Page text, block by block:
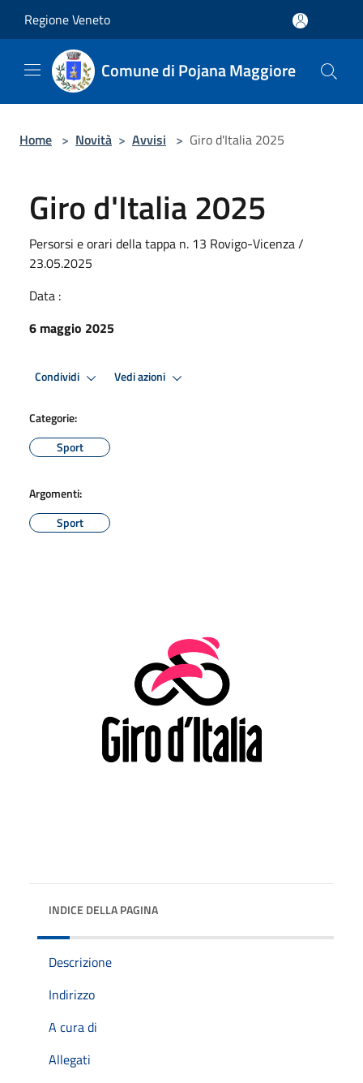
Regione Veneto
Comune di Pojana Maggiore
Home > Novità > Avvisi > Giro d'Italia 2025
Giro d'Italia 2025
Persorsi e orari della tappa n. 13 Rovigo-Vicenza /
23.05.2025
Data :
6 maggio 2025
Condividi Vedi azioni
Categorie:
Sport
Argomenti:
Sport
INDICE DELLA PAGINA
Descrizione
Indirizzo
A cura di
Allegati